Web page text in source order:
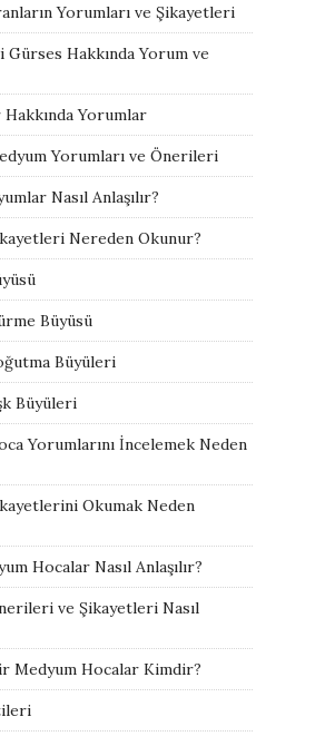
Yorumları ve Şikayetleri
Gürses Hakkında Yorum ve
Yorumlar
Yorumları ve Önerileri
Nasıl Anlaşılır?
Nereden Okunur?
Büyüsü
Büyüleri
Büyüleri
Yorumlarını İncelemek Neden
Okumak Neden
Hocalar Nasıl Anlaşılır?
ve Şikayetleri Nasıl
Medyum Hocalar Kimdir?